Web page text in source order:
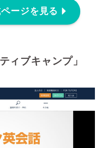
ージを見る
ィブキャンプ」